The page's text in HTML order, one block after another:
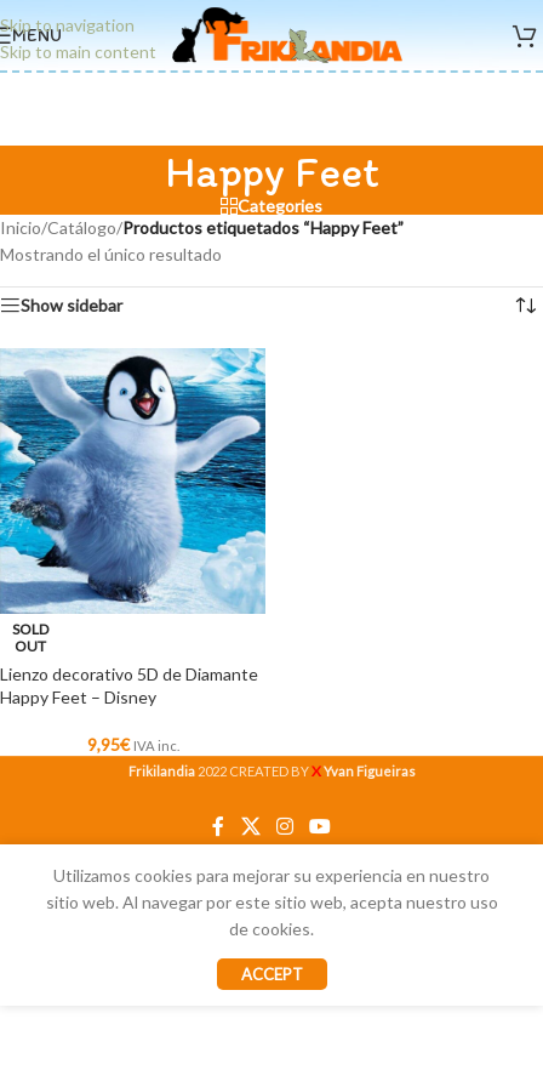
Skip to navigation
Skip to main content
MENU
Happy Feet
Categories
Inicio/Catálogo/Productos etiquetados “Happy Feet”
Mostrando el único resultado
Show sidebar
SOLD
OUT
Lienzo decorativo 5D de Diamante
Happy Feet – Disney
9,95€ IVA inc.
Frikilandia 2022 CREATED BYXYvan Figueiras
Utilizamos cookies para mejorar su experiencia en nuestro
sitio web. Al navegar por este sitio web, acepta nuestro uso
de cookies.
ACCEPT